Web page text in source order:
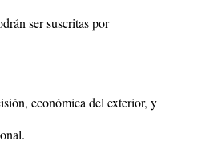
ser suscritas por
económica del exterior, y